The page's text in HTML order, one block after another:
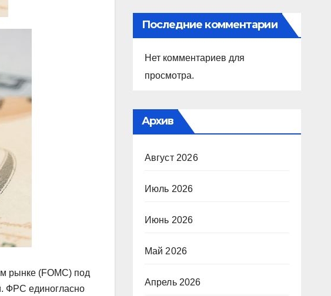
рынке (FOMC) под
ФРС единогласно
Последние комментарии
Нет комментариев для
просмотра.
Архив
Август 2026
Июль 2026
Июнь 2026
Май 2026
Апрель 2026